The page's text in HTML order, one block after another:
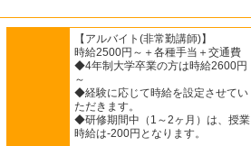
【アルバイト(非常勤講師)】
時給2500円～＋各種手当＋交通費
◆4年制大学卒業の方は時給2600円
～
◆経験に応じて時給を設定させてい
ただきます。
◆研修期間中（1～2ヶ月）は、授業
時給は-200円となります。